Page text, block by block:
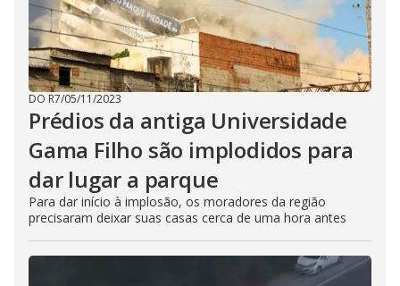
DO R7/05/11/2023
Prédios da antiga Universidade
Gama Filho são implodidos para
dar lugar a parque
Para dar início à implosão, os moradores da região
precisaram deixar suas casas cerca de uma hora antes